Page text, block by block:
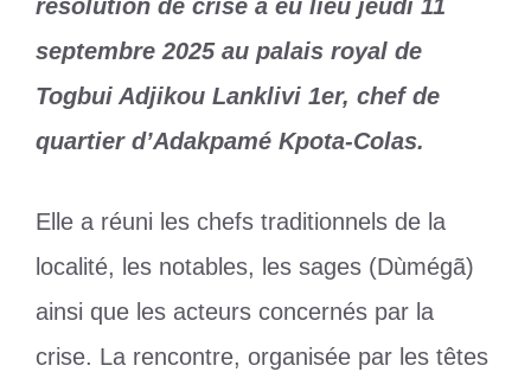
résolution de crise a eu lieu jeudi 11
septembre 2025 au palais royal de
Togbui Adjikou Lanklivi 1er, chef de
quartier d’Adakpamé Kpota-Colas.
Elle a réuni les chefs traditionnels de la
localité, les notables, les sages (Dùmégã)
ainsi que les acteurs concernés par la
crise. La rencontre, organisée par les têtes